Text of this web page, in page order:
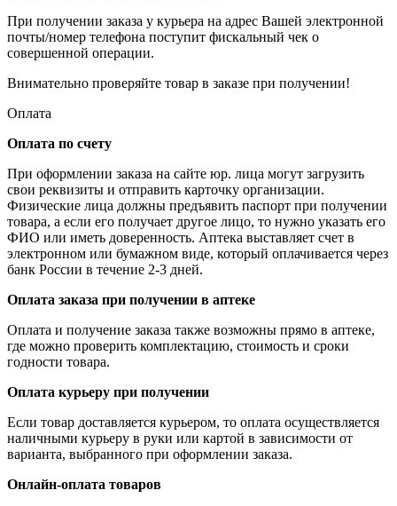
При получении заказа у курьера на адрес Вашей электронной
почты/номер телефона поступит фискальный чек о
совершенной операции.
Внимательно проверяйте товар в заказе при получении!
Оплата
Оплата по счету
При оформлении заказа на сайте юр. лица могут загрузить
свои реквизиты и отправить карточку организации.
Физические лица должны предъявить паспорт при получении
товара, а если его получает другое лицо, то нужно указать его
ФИО или иметь доверенность. Аптека выставляет счет в
электронном или бумажном виде, который оплачивается через
банк России в течение 2-3 дней.
Оплата заказа при получении в аптеке
Оплата и получение заказа также возможны прямо в аптеке,
где можно проверить комплектацию, стоимость и сроки
годности товара.
Оплата курьеру при получении
Если товар доставляется курьером, то оплата осуществляется
наличными курьеру в руки или картой в зависимости от
варианта, выбранного при оформлении заказа.
Онлайн-оплата товаров